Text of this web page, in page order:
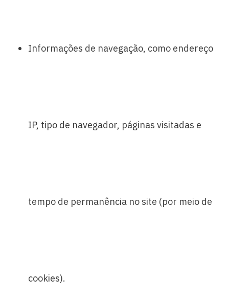
Informações de navegação, como endereço
IP, tipo de navegador, páginas visitadas e
tempo de permanência no site (por meio de
cookies).